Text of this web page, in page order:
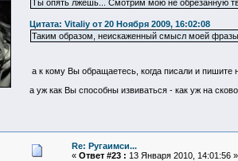
Ты опять лжешь... Смотрим мою не обрезанную
Цитата: Vitaliy от 20 Ноября 2009, 16:02:08
Таким образом, неискаженный смысл моей
а к кому Вы обращаетесь, когда писали и
а уж как Вы способны извиваться - как уж на
Re: Ругаимси...
« Ответ #23 : 13 Января 2010, 14:01:56 »